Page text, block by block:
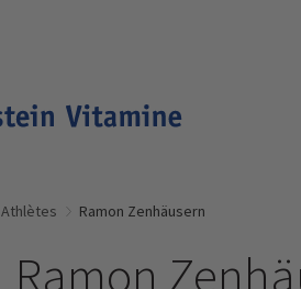
Athlètes Ramon Zenhäusern
Ramon